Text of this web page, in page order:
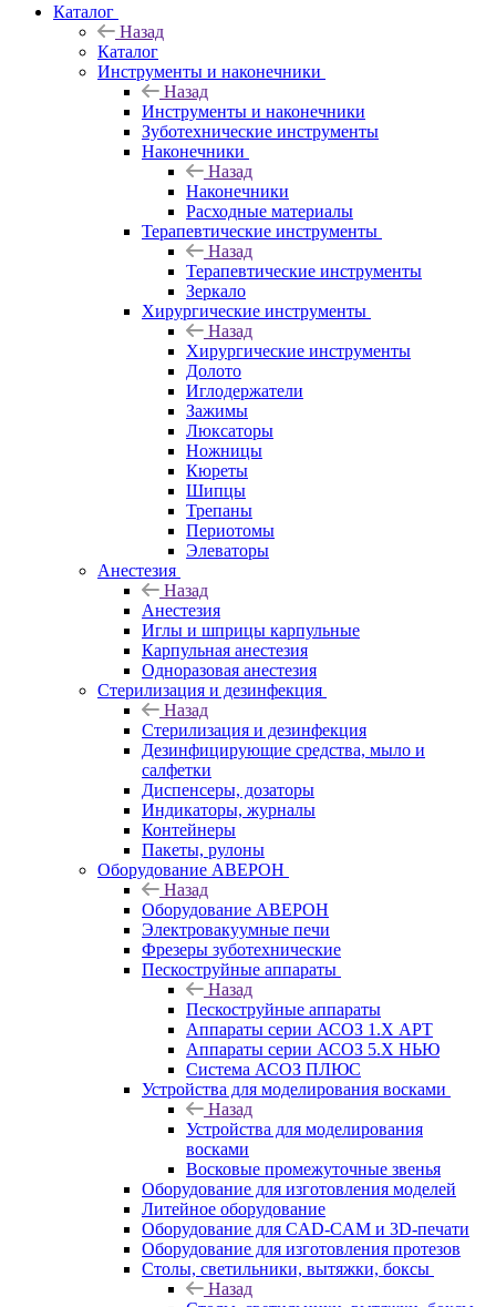
Каталог
Назад
Каталог
Инструменты и наконечники
Назад
Инструменты и наконечники
Зуботехнические инструменты
Наконечники
Назад
Наконечники
Расходные материалы
Терапевтические инструменты
Назад
Терапевтические инструменты
Зеркало
Хирургические инструменты
Назад
Хирургические инструменты
Долото
Иглодержатели
Зажимы
Люксаторы
Ножницы
Кюреты
Шипцы
Трепаны
Периотомы
Элеваторы
Анестезия
Назад
Анестезия
Иглы и шприцы карпульные
Карпульная анестезия
Одноразовая анестезия
Стерилизация и дезинфекция
Назад
Стерилизация и дезинфекция
Дезинфицирующие средства, мыло и
салфетки
Диспенсеры, дозаторы
Индикаторы, журналы
Контейнеры
Пакеты, рулоны
Оборудование АВЕРОН
Назад
Оборудование АВЕРОН
Электровакуумные печи
Фрезеры зуботехнические
Пескоструйные аппараты
Назад
Пескоструйные аппараты
Аппараты серии АСОЗ 1.Х АРТ
Аппараты серии АСОЗ 5.Х НЬЮ
Система АСОЗ ПЛЮС
Устройства для моделирования восками
Назад
Устройства для моделирования
восками
Восковые промежуточные звенья
Оборудование для изготовления моделей
Литейное оборудование
Оборудование для CAD-CAM и 3D-печати
Оборудование для изготовления протезов
Cтолы, светильники, вытяжки, боксы
Назад